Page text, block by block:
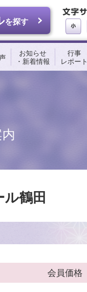
を探す
お知らせ
・新着情報
行事
レポート
鶴田
会員価格